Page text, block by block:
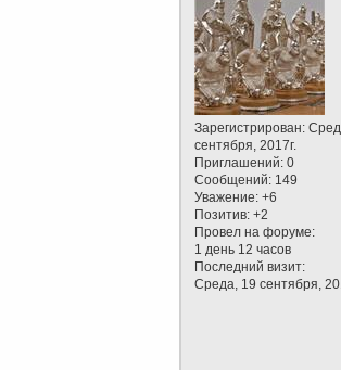
Зарегистрирован:
сентября, 2017г.
Приглашений: 0
Сообщений: 149
Уважение: +6
Позитив: +2
Провел на форуме:
1 день 12 часов
Последний визит:
Среда, 19 сентября,